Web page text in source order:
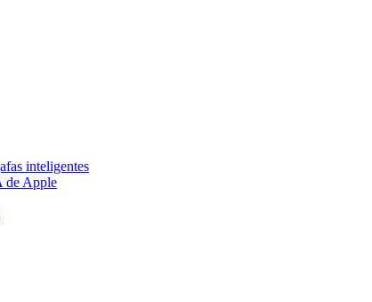
inteligentes
de Apple